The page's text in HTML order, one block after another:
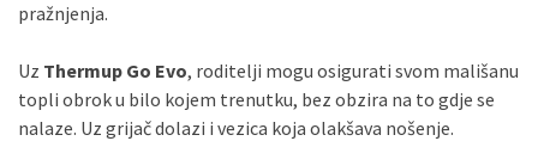
pražnjenja.
Uz Thermup Go Evo, roditelji mogu osigurati svom mališanu
topli obrok u bilo kojem trenutku, bez obzira na to gdje se
nalaze. Uz grijač dolazi i vezica koja olakšava nošenje.